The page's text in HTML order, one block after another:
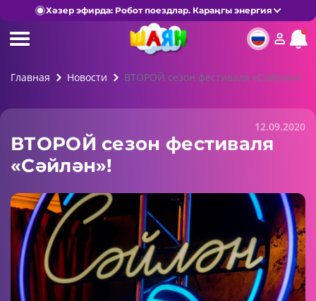
Хәзер эфирда: Робот поездлар. Караңгы энергия
Главная Новости ВТОРОЙ сезон фестиваля «Сәйлән»!
12.09.2020
ВТОРОЙ сезон фестиваля
«Сәйлән»!